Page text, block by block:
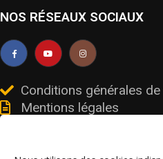
NOS RÉSEAUX SOCIAUX
Conditions générales
Mentions légales